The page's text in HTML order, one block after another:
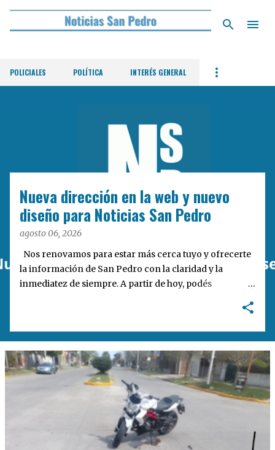
Ir al contenido principal
POLICIALES POLÍTICA INTERÉS GENERAL
Nueva dirección en la web y nuevo
diseño para Noticias San Pedro
agosto 06, 2026
Nos renovamos para estar más cerca tuyo y ofrecerte
la información de San Pedro con la claridad y la
inmediatez de siempre. A partir de hoy, podés
Desarrollamos una interfaz más ágil, moderna e
intuitiva, pensada para optimizar la navegación desde
cualquier dispositivo, facilitar el acceso a las noticias
locales y potenciar la interacción de los lectores con